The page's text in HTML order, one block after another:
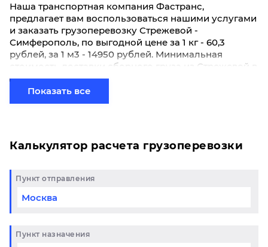
Наша транспортная компания Фастранс,
предлагает вам воспользоваться нашими услугами
и заказать грузоперевозку Стрежевой -
Симферополь, по выгодной цене за 1 кг - 60,3
рублей, за 1 м3 - 14950 рублей. Минимальная
стоимость доставки сборного груза из Стрежевой в
Симферополь начинается от 1300 рублей. Если вы
хотите отправить свой груз сборной партией по
готовому маршруту в Симферополь и у вас
Показать все
Калькулятор расчета грузоперевозки
Пункт отправления
Пункт назначения